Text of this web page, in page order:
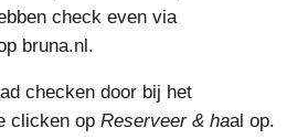
check even via
bruna.nl.
checken door bij het
clicken op Reserveer & haal op.